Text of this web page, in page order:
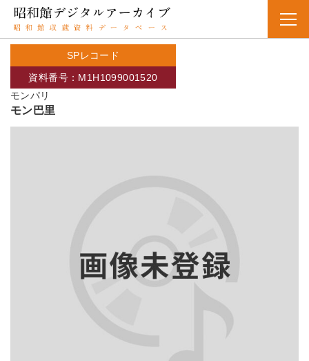
SPレコード
モンパリ
資料番号：M1H1099001520
モン巴里